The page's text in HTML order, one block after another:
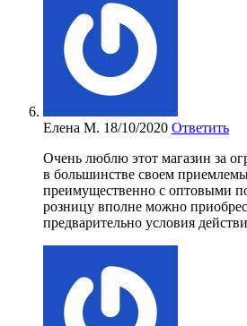
Елена М. 18/10/2020 Ответить
Очень люблю этот магазин за
в большинстве своем
преимущественно с оптовыми
розницу вполне можно
предварительно условия